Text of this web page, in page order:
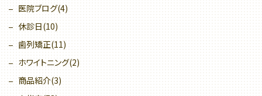
医院ブログ(4)
休診日(10)
歯列矯正(11)
ホワイトニング(2)
商品紹介(3)